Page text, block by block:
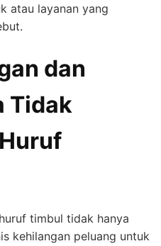
atau layanan yang
dan
Tidak
timbul tidak hanya
kehilangan peluang untuk